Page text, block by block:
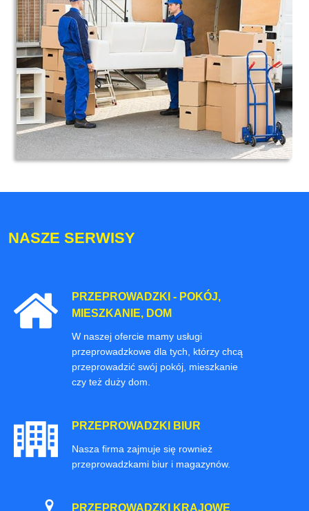
NASZE SERWISY
PRZEPROWADZKI - POKÓJ,
MIESZKANIE, DOM
W naszej ofercie mamy usługi
przeprowadzkowe dla tych, którzy chcą
przeprowadzić swój pokój, mieszkanie
czy też duży dom.
PRZEPROWADZKI BIUR
Nasza firma zajmuje się rownież
przeprowadzkami biur i magazynów.
PRZEPROWADZKI KRAJOWE